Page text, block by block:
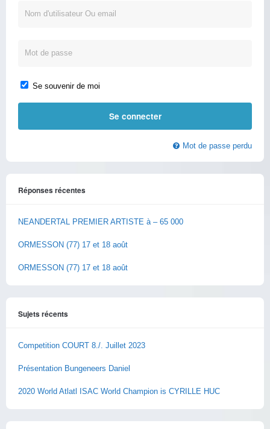
Se souvenir de moi
Mot de passe perdu
Réponses récentes
NEANDERTAL PREMIER ARTISTE à – 65 000
ORMESSON (77) 17 et 18 août
ORMESSON (77) 17 et 18 août
Sujets récents
Competition COURT 8./. Juillet 2023
Présentation Bungeneers Daniel
2020 World Atlatl ISAC World Champion is CYRILLE HUC